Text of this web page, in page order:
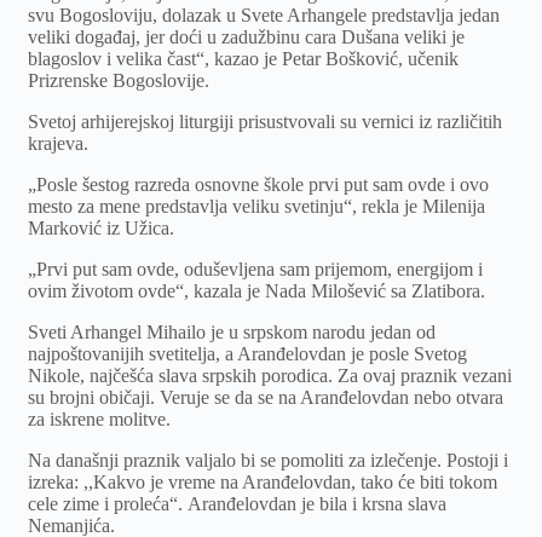
svu Bogosloviju, dolazak u Svete Arhangele predstavlja jedan
veliki događaj, jer doći u zadužbinu cara Dušana veliki je
blagoslov i velika čast“, kazao je Petar Bošković, učenik
Prizrenske Bogoslovije.
Svetoj arhijerejskoj liturgiji prisustvovali su vernici iz različitih
krajeva.
„Posle šestog razreda osnovne škole prvi put sam ovde i ovo
mesto za mene predstavlja veliku svetinju“, rekla je Milenija
Marković iz Užica.
„Prvi put sam ovde, oduševljena sam prijemom, energijom i
ovim životom ovde“, kazala je Nada Milošević sa Zlatibora.
Sveti Arhangel Mihailo je u srpskom narodu jedan od
najpoštovanijih svetitelja, a Aranđelovdan je posle Svetog
Nikole, najčešća slava srpskih porodica. Za ovaj praznik vezani
su brojni običaji. Veruje se da se na Aranđelovdan nebo otvara
za iskrene molitve.
Na današnji praznik valjalo bi se pomoliti za izlečenje. Postoji i
izreka: ,,Kakvo je vreme na Aranđelovdan, tako će biti tokom
cele zime i proleća“. Aranđelovdan je bila i krsna slava
Nemanjića.